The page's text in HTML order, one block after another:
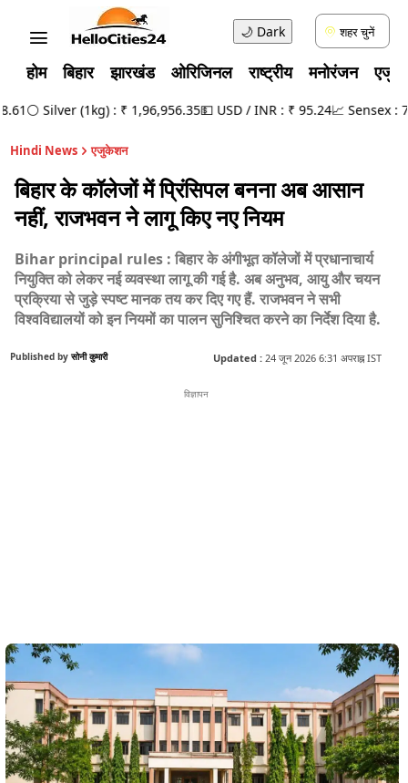
🌙 Dark शहर चुनें
होम बिहार झारखंड ओरिजिनल राष्ट्रीय मनोरंजन
⚪ Silver (1kg) : ₹ 1,96,956.35💵 USD / INR : ₹ 95.24📈 Sensex :
Hindi News एजुकेशन
बिहार के कॉलेजों में प्रिंसिपल बनना अब आसान
नहीं, राजभवन ने लागू किए नए नियम
Bihar principal rules : बिहार के अंगीभूत कॉलेजों में प्रधानाचार्य
नियुक्ति को लेकर नई व्यवस्था लागू की गई है. अब अनुभव, आयु और चयन
प्रक्रिया से जुड़े स्पष्ट मानक तय कर दिए गए हैं. राजभवन ने सभी
विश्वविद्यालयों को इन नियमों का पालन सुनिश्चित करने का निर्देश दिया है.
Published by सोनी कुमारी Updated : 24 जून 2026 6:31 अपराह्न IST
विज्ञापन